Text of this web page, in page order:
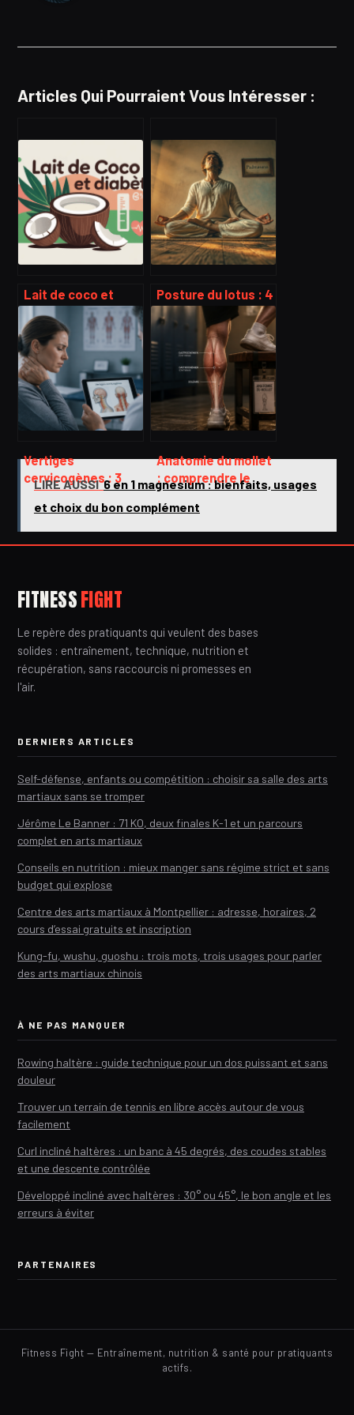
Articles Qui Pourraient Vous Intéresser :
Lait de coco et
diabète : bienfaits,
risques et mode
d’emploi
Posture du lotus : 4
clés anatomiques
pour protéger vos
genoux sans
douleur
Vertiges
cervicogènes : 3
signes pour les
identifier et
solutions pour
retrouver l’équilibre
Anatomie du mollet
: comprendre le
triceps sural pour
optimiser vos
performances
LIRE AUSSI 6 en 1 magnesium : bienfaits, usages
et choix du bon complément
FITNESSFIGHT
Le repère des pratiquants qui veulent des bases
solides : entraînement, technique, nutrition et
récupération, sans raccourcis ni promesses en
l'air.
DERNIERS ARTICLES
Self-défense, enfants ou compétition : choisir sa salle des arts
martiaux sans se tromper
Jérôme Le Banner : 71 KO, deux finales K-1 et un parcours
complet en arts martiaux
Conseils en nutrition : mieux manger sans régime strict et sans
budget qui explose
Centre des arts martiaux à Montpellier : adresse, horaires, 2
cours d’essai gratuits et inscription
Kung-fu, wushu, guoshu : trois mots, trois usages pour parler
des arts martiaux chinois
À NE PAS MANQUER
Rowing haltère : guide technique pour un dos puissant et sans
douleur
Trouver un terrain de tennis en libre accès autour de vous
facilement
Curl incliné haltères : un banc à 45 degrés, des coudes stables
et une descente contrôlée
Développé incliné avec haltères : 30° ou 45°, le bon angle et les
erreurs à éviter
PARTENAIRES
Fitness Fight — Entraînement, nutrition & santé pour pratiquants
actifs.